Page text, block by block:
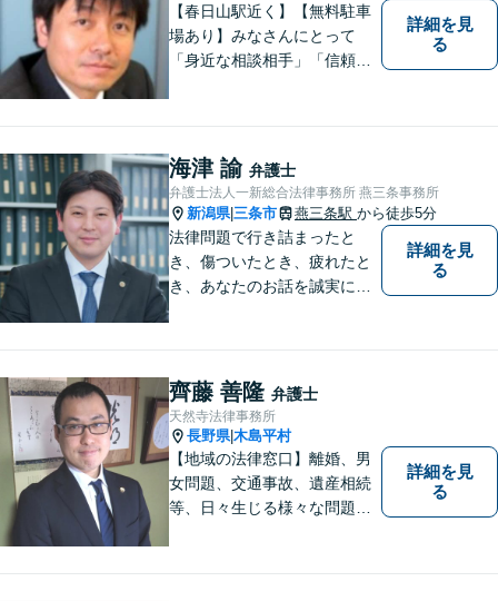
【春日山駅近く】【無料駐車
場あり】みなさんにとって
「身近な相談相手」「信頼で
士】相談にいらっしゃるお一
人お一人の不安や悩みをしっ
かり受け止め、丁寧な対応を
心がけます。お気軽にご相談
ください。
詳細を見
る
海津 諭 弁護士
弁護士法人一新総合法律事務所 燕三条事務所
新潟県| 三条市 燕三条駅 から徒歩5分
法律問題で行き詰まったと
き、傷ついたとき、疲れたと
き、あなたのお話を誠実にお
詳細を見
る
齊藤 善隆 弁護士
天然寺法律事務所
長野県|木島平村
【地域の法律窓口】離婚、男
女問題、交通事故、遺産相続
等、日々生じる様々な問題に
す。
詳細を見
る